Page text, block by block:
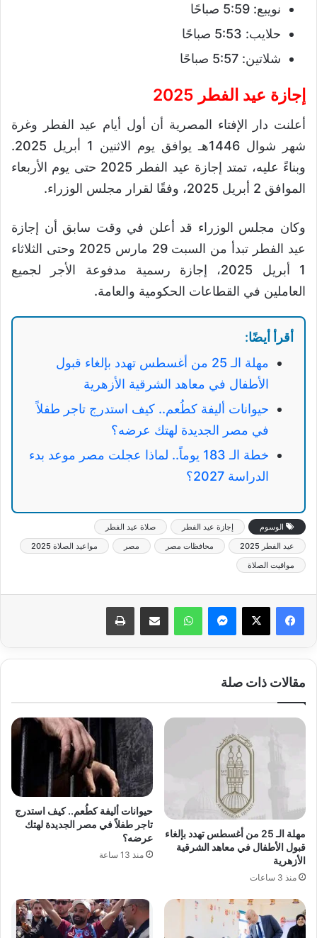
نويبع: 5:59 صباحًا
حلايب: 5:53 صباحًا
شلاتين: 5:57 صباحًا
إجازة عيد الفطر 2025
أعلنت دار الإفتاء المصرية أن أول أيام عيد الفطر وغرة
شهر شوال 1446هـ يوافق يوم الاثنين 1 أبريل 2025.
وبناءً عليه، تمتد إجازة عيد الفطر 2025 حتى يوم الأربعاء
الموافق 2 أبريل 2025، وفقًا لقرار مجلس الوزراء.
وكان مجلس الوزراء قد أعلن في وقت سابق أن إجازة
عيد الفطر تبدأ من السبت 29 مارس 2025 وحتى الثلاثاء
1 أبريل 2025، إجازة رسمية مدفوعة الأجر لجميع
العاملين في القطاعات الحكومية والعامة.
أقرأ أيضًا:
مهلة الـ 25 من أغسطس تهدد بإلغاء قبول
الأطفال في معاهد الشرقية الأزهرية
حيوانات أليفة كطُعم.. كيف استدرج تاجر طفلاً
في مصر الجديدة لهتك عرضه؟
خطة الـ 183 يوماً.. لماذا عجلت مصر موعد بدء
الدراسة 2027؟
الوسوم إجازة عيد الفطر
صلاة عيد الفطر
عيد الفطر 2025
محافظات مصر مصر
مواعيد الصلاة 2025
مواقيت الصلاة
ماسنجر واتساب مشاركة عبر البريد طباعة
مقالات ذات صلة
مهلة الـ 25 من أغسطس تهدد بإلغاء
قبول الأطفال في معاهد الشرقية
الأزهرية
منذ 3 ساعات
حيوانات أليفة كطُعم.. كيف استدرج
تاجر طفلاً في مصر الجديدة لهتك
عرضه؟
منذ 13 ساعة